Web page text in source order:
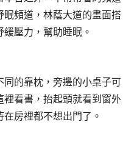
頻道，林蔭大道的畫面搭
壓力，幫助睡眠。
同的靠枕，旁邊的小桌子可
看書，抬起頭就看到窗外
房裡都不想出門了。